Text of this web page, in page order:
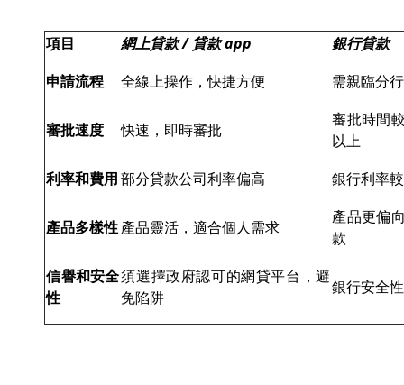
項目 網上貸款 / 貸款 app
銀行貸款
申請流程
全線上操作，快捷方便 需親臨分
審批速度 快速，即時審批
審批時間
以上
利率和費用部分貸款公司利率偏高 銀行利率
產品多樣性產品靈活，適合個人需求
產品更偏
款
信譽和安全
性
須選擇政府認可的網貸平台，避
免陷阱
銀行安全